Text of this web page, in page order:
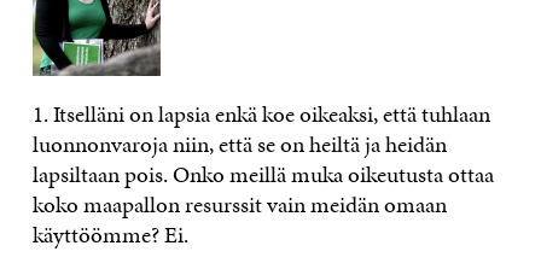
1. Itselläni on lapsia enkä koe oikeaksi, että tuhlaan
luonnonvaroja niin, että se on heiltä ja heidän
lapsiltaan pois. Onko meillä muka oikeutusta ottaa
koko maapallon resurssit vain meidän omaan
käyttöömme? Ei.